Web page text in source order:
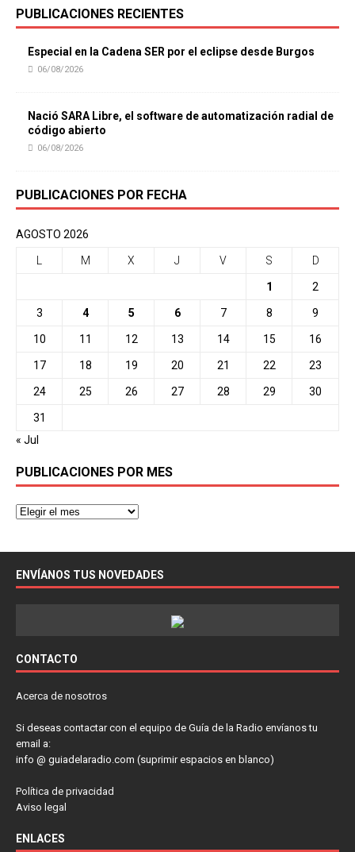
PUBLICACIONES RECIENTES
Especial en la Cadena SER por el eclipse desde Burgos
06/08/2026
Nació SARA Libre, el software de automatización radial de
código abierto
06/08/2026
PUBLICACIONES POR FECHA
AGOSTO 2026
M X J V S D
1 2
3 4 5 6 7 8 9
10 11 12 13 14 15 16
17 18 19 20 21 22 23
24 25 26 27 28 29 30
31
« Jul
PUBLICACIONES POR MES
ENVÍANOS TUS NOVEDADES
CONTACTO
Acerca de nosotros
Si deseas contactar con el equipo de Guía de la Radio envíanos tu
email a:
info @ guiadelaradio.com (suprimir espacios en blanco)
Política de privacidad
Aviso legal
ENLACES